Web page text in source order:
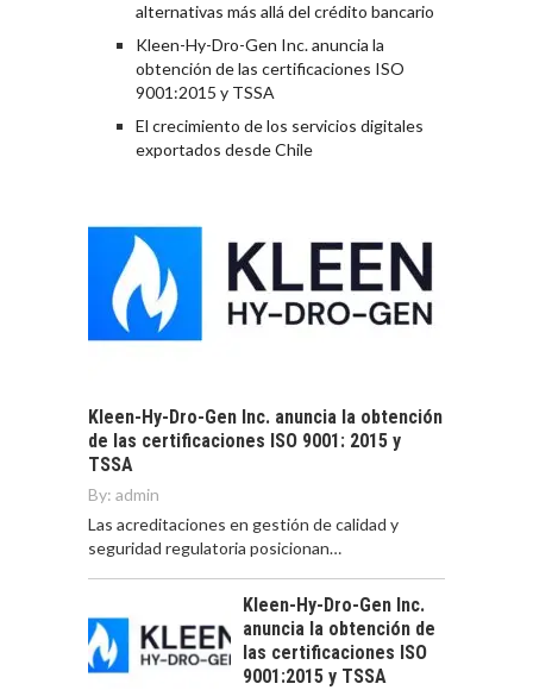
alternativas más allá del crédito bancario
Kleen-Hy-Dro-Gen Inc. anuncia la
obtención de las certificaciones ISO
9001:2015 y TSSA
El crecimiento de los servicios digitales
exportados desde Chile
Kleen-Hy-Dro-Gen Inc. anuncia la obtención
de las certificaciones ISO 9001: 2015 y
TSSA
By: admin
Las acreditaciones en gestión de calidad y
seguridad regulatoria posicionan…
Kleen-Hy-Dro-Gen Inc.
anuncia la obtención de
las certificaciones ISO
9001:2015 y TSSA